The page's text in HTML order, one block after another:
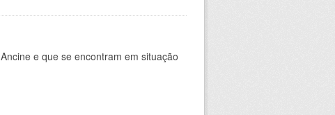
e que se encontram em situação